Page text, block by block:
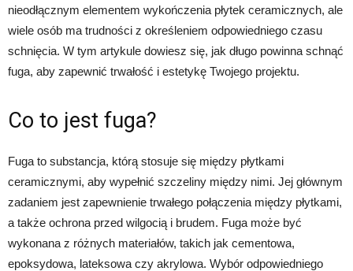
nieodłącznym elementem wykończenia płytek ceramicznych, ale
wiele osób ma trudności z określeniem odpowiedniego czasu
schnięcia. W tym artykule dowiesz się, jak długo powinna schnąć
fuga, aby zapewnić trwałość i estetykę Twojego projektu.
Co to jest fuga?
Fuga to substancja, którą stosuje się między płytkami
ceramicznymi, aby wypełnić szczeliny między nimi. Jej głównym
zadaniem jest zapewnienie trwałego połączenia między płytkami,
a także ochrona przed wilgocią i brudem. Fuga może być
wykonana z różnych materiałów, takich jak cementowa,
epoksydowa, lateksowa czy akrylowa. Wybór odpowiedniego